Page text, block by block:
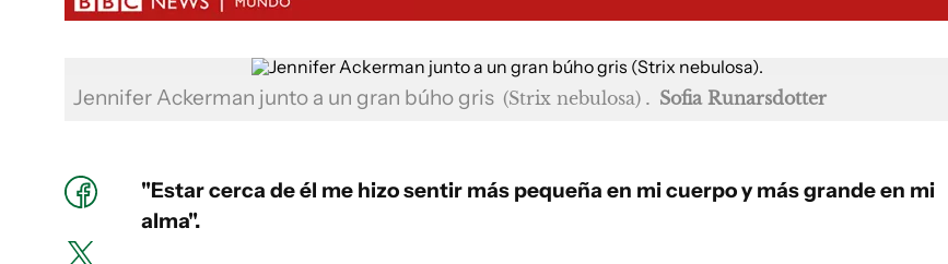
Jennifer Ackerman junto a un gran búho gris (Strix nebulosa) . Sofia Runarsdotter
"Estar cerca de él me hizo sentir más pequeña en mi cuerpo y más grande en mi
alma".